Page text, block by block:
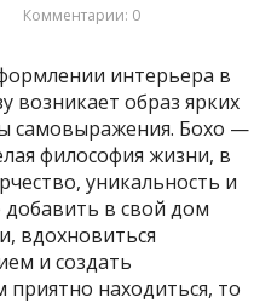
Комментарии: 0
интерьера в
возникает образ ярких
самовыражения. Бохо —
философия жизни, в
уникальность и
в свой дом
вдохновиться
и создать
находиться, то